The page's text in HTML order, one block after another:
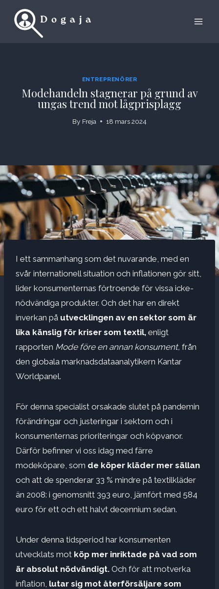
ENTREPRENÖRER
Modehandeln stagnerar på grund av
ungas trend mot lågprisplagg
By Freja 18 mars 2024
I ett sammanhang som det nuvarande, med en
svår internationell situation och inflationen gör sitt,
lider konsumenternas förtroende för vissa icke-
nödvändiga produkter. Och det har en direkt
inverkan på utvecklingen av en sektor som är
lika känslig för kriser som textil, enligt
rapporten Mode före en annan konsument, från
den globala marknadsdataanalytikern Kantar
Worldpanel.
För denna specialist orsakade slutet på pandemin
förändringar och justeringar i sektorn och i
konsumenternas prioriteringar och köpvanor.
Därför befinner vi oss idag med färre
modeköpare, som de köper kläder mer sällan
och att de spenderar 33 % mindre på textilkläder
än 2008: i genomsnitt 393 euro, jämfört med 584
euro för ett och ett halvt decennium sedan.
Under denna tidsperiod har konsumenten
utvecklats mot köp mer inriktade på vad som
är absolut nödvändigt. Och för att motverka
inflation, lutar sig mot återförsäljare som